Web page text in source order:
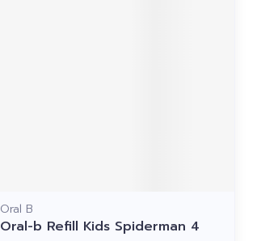
Oral B
Oral-b Refill Kids Spiderman 4